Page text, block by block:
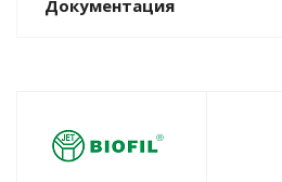
Документация